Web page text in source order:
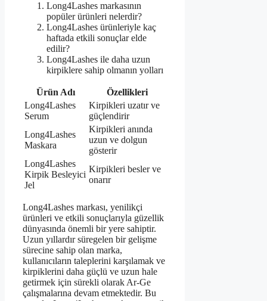
Long4Lashes markasının
popüler ürünleri nelerdir?
Long4Lashes ürünleriyle kaç
haftada etkili sonuçlar elde
edilir?
Long4Lashes ile daha uzun
kirpiklere sahip olmanın yolları
Ürün Adı
Özellikleri
Long4Lashes
Serum
Kirpikleri uzatır ve
güçlendirir
Long4Lashes
Maskara
Kirpikleri anında
uzun ve dolgun
gösterir
Long4Lashes
Kirpik Besleyici
Jel
Kirpikleri besler ve
onarır
Long4Lashes markası, yenilikçi
ürünleri ve etkili sonuçlarıyla güzellik
dünyasında önemli bir yere sahiptir.
Uzun yıllardır süregelen bir gelişme
sürecine sahip olan marka,
kullanıcıların taleplerini karşılamak ve
kirpiklerini daha güçlü ve uzun hale
getirmek için sürekli olarak Ar-Ge
çalışmalarına devam etmektedir. Bu